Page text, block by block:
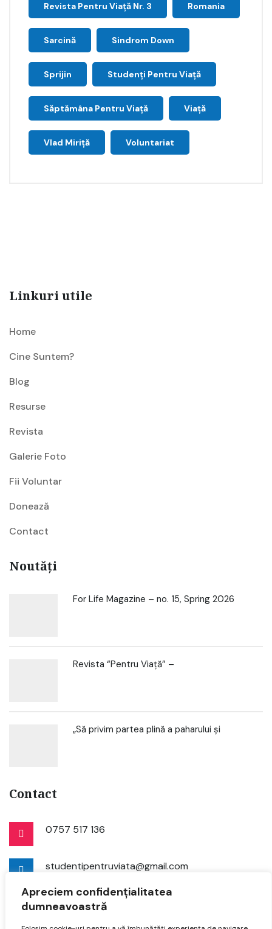
Apreciem confidențialitatea
dumneavoastră
Revista Pentru Viață Nr. 3 Romania
Sarcină Sindrom Down
Sprijin Studenți Pentru Viață
Săptămâna Pentru Viaţă Viață
Vlad Miriță Voluntariat
Linkuri utile
Home
Cine Suntem?
Blog
Resurse
Revista
Galerie Foto
Fii Voluntar
Donează
Contact
Noutăți
For Life Magazine – no. 15, Spring 2026
Revista “Pentru Viață” –
„Să privim partea plină a paharului și
Contact
0757 517 136
studentipentruviata@gmail.com